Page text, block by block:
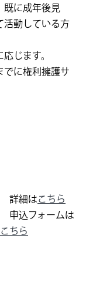
既に成年後見
活動している方
じます。
に権利擁護サ
詳細はこちら
申込フォームは
こちら